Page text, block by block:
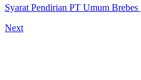
Syarat Pendirian PT Umum
Next